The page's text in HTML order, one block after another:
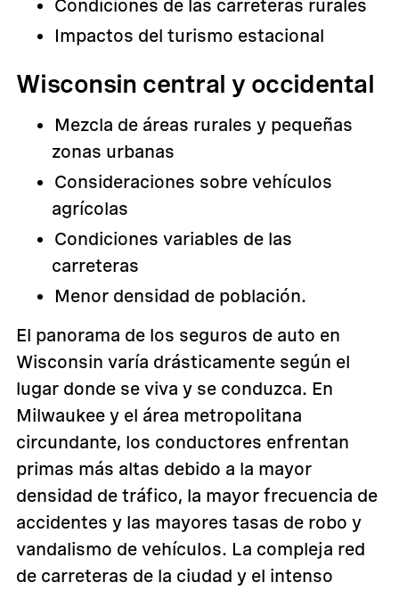
Condiciones de las carreteras rurales
Impactos del turismo estacional
Wisconsin central y occidental
Mezcla de áreas rurales y pequeñas
zonas urbanas
Consideraciones sobre vehículos
agrícolas
Condiciones variables de las
carreteras
Menor densidad de población.
El panorama de los seguros de auto en
Wisconsin varía drásticamente según el
lugar donde se viva y se conduzca. En
Milwaukee y el área metropolitana
circundante, los conductores enfrentan
primas más altas debido a la mayor
densidad de tráfico, la mayor frecuencia de
accidentes y las mayores tasas de robo y
vandalismo de vehículos. La compleja red
de carreteras de la ciudad y el intenso